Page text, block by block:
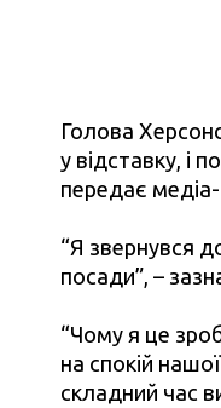
Голова
у відставку, і
передає медіа-
“Я звернувся
посади”, –
“Чому я це
на спокій
складний час